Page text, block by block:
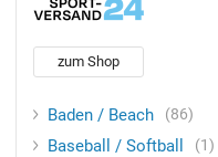
zum Shop
Baden / Beach 86
Baseball / Softball 1